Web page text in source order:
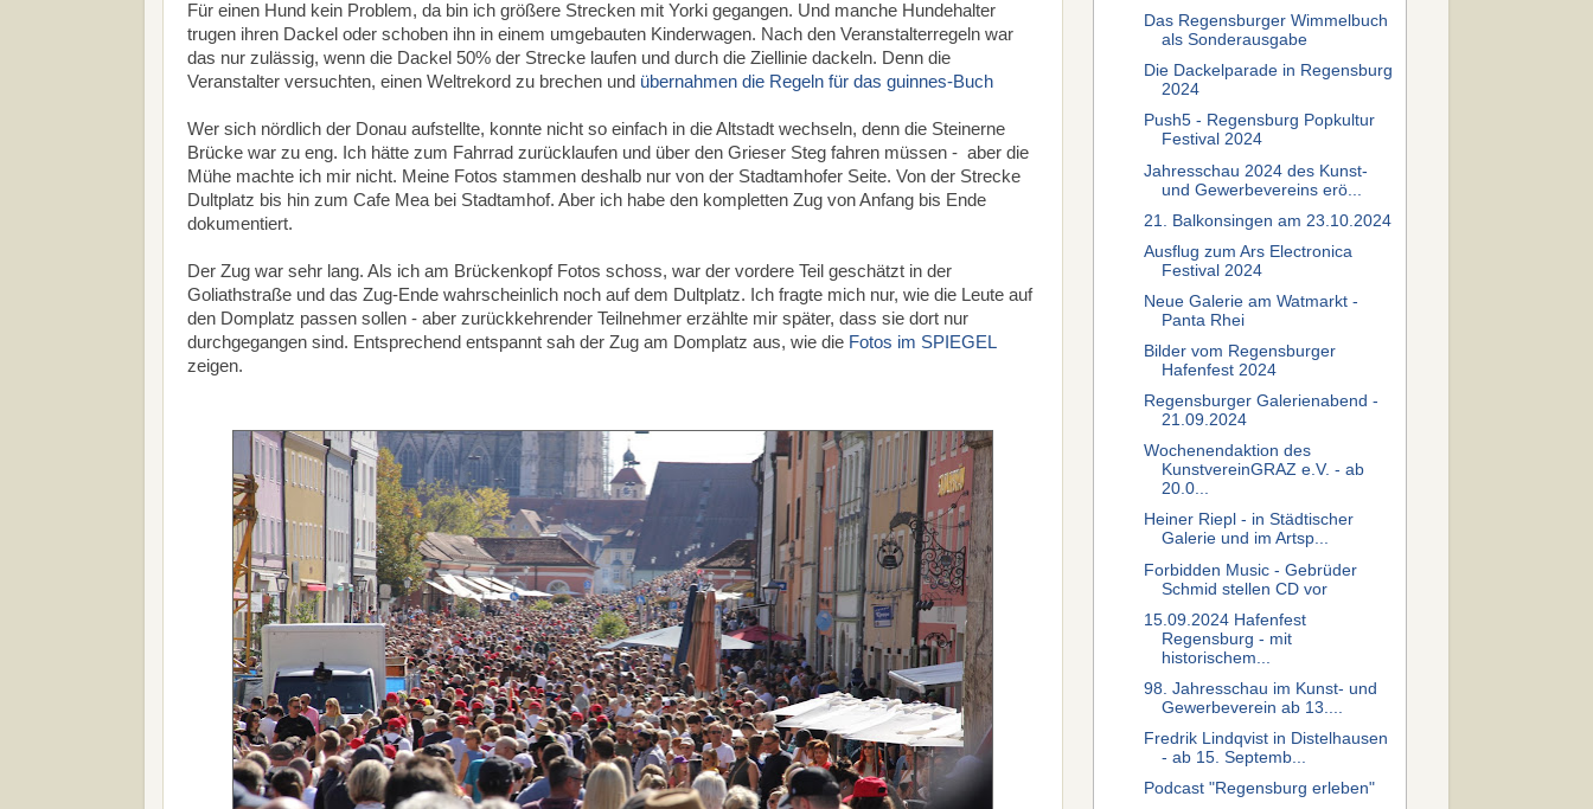
Für einen Hund kein Problem, da bin ich größere Strecken mit Yorki gegangen. Und manche Hundehalter
trugen ihren Dackel oder schoben ihn in einem umgebauten Kinderwagen. Nach den Veranstalterregeln war
das nur zulässig, wenn die Dackel 50% der Strecke laufen und durch die Ziellinie dackeln. Denn die
Veranstalter versuchten, einen Weltrekord zu brechen und übernahmen die Regeln für das guinnes-Buch
Wer sich nördlich der Donau aufstellte, konnte nicht so einfach in die Altstadt wechseln, denn die Steinerne
Brücke war zu eng. Ich hätte zum Fahrrad zurücklaufen und über den Grieser Steg fahren müssen - aber die
Mühe machte ich mir nicht. Meine Fotos stammen deshalb nur von der Stadtamhofer Seite. Von der Strecke
Dultplatz bis hin zum Cafe Mea bei Stadtamhof. Aber ich habe den kompletten Zug von Anfang bis Ende
dokumentiert.
Der Zug war sehr lang. Als ich am Brückenkopf Fotos schoss, war der vordere Teil geschätzt in der
Goliathstraße und das Zug-Ende wahrscheinlich noch auf dem Dultplatz. Ich fragte mich nur, wie die Leute auf
den Domplatz passen sollen - aber zurückkehrender Teilnehmer erzählte mir später, dass sie dort nur
durchgegangen sind. Entsprechend entspannt sah der Zug am Domplatz aus, wie die Fotos im SPIEGEL
zeigen.
Das Regensburger Wimmelbuch
als Sonderausgabe
Die Dackelparade in Regensburg
2024
Push5 - Regensburg Popkultur
Festival 2024
Jahresschau 2024 des Kunst-
und Gewerbevereins erö...
21. Balkonsingen am 23.10.2024
Ausflug zum Ars Electronica
Festival 2024
Neue Galerie am Watmarkt -
Panta Rhei
Bilder vom Regensburger
Hafenfest 2024
Regensburger Galerienabend -
21.09.2024
Wochenendaktion des
KunstvereinGRAZ e.V. - ab
20.0...
Heiner Riepl - in Städtischer
Galerie und im Artsp...
Forbidden Music - Gebrüder
Schmid stellen CD vor
15.09.2024 Hafenfest
Regensburg - mit
historischem...
98. Jahresschau im Kunst- und
Gewerbeverein ab 13....
Fredrik Lindqvist in Distelhausen
- ab 15. Septemb...
Podcast "Regensburg erleben"